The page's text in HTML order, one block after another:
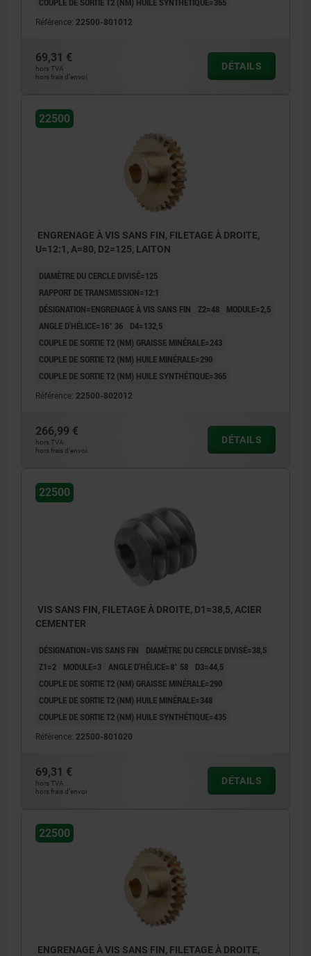
Référence: 22500-801012
69,31 €
hors TVA
hors frais d’envoi
DÉTAILS
22500
ENGRENAGE À VIS SANS FIN, FILETAGE À DROITE,
U=12:1, A=80, D2=125, LAITON
DIAMÈTRE DU CERCLE DIVISÉ=125
RAPPORT DE TRANSMISSION=12:1
DÉSIGNATION=ENGRENAGE À VIS SANS FIN
Z2=48
MODULE=2,5
ANGLE D'HÉLICE=16° 36
D4=132,5
COUPLE DE SORTIE T2 (NM) GRAISSE MINÉRALE=243
COUPLE DE SORTIE T2 (NM) HUILE MINÉRALE=290
COUPLE DE SORTIE T2 (NM) HUILE SYNTHÉTIQUE=365
Référence: 22500-802012
266,99 €
hors TVA
hors frais d’envoi
DÉTAILS
22500
VIS SANS FIN, FILETAGE À DROITE, D1=38,5, ACIER
CEMENTER
DÉSIGNATION=VIS SANS FIN
DIAMÈTRE DU CERCLE DIVISÉ=38,5
Z1=2
MODULE=3 ANGLE D'HÉLICE=8° 58
D3=44,5
COUPLE DE SORTIE T2 (NM) GRAISSE MINÉRALE=290
COUPLE DE SORTIE T2 (NM) HUILE MINÉRALE=348
COUPLE DE SORTIE T2 (NM) HUILE SYNTHÉTIQUE=435
Référence: 22500-801020
69,31 €
hors TVA
hors frais d’envoi
DÉTAILS
22500
ENGRENAGE À VIS SANS FIN, FILETAGE À DROITE,